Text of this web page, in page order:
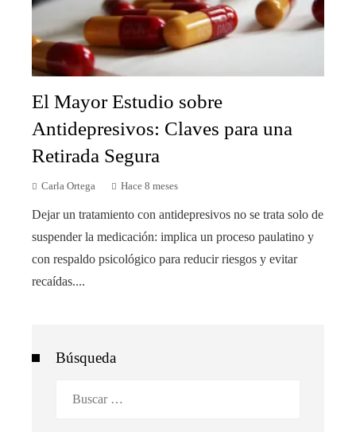
El Mayor Estudio sobre
Antidepresivos: Claves para una
Retirada Segura
Carla Ortega Hace 8 meses
Dejar un tratamiento con antidepresivos no se trata solo de
suspender la medicación: implica un proceso paulatino y
con respaldo psicológico para reducir riesgos y evitar
recaídas....
Búsqueda